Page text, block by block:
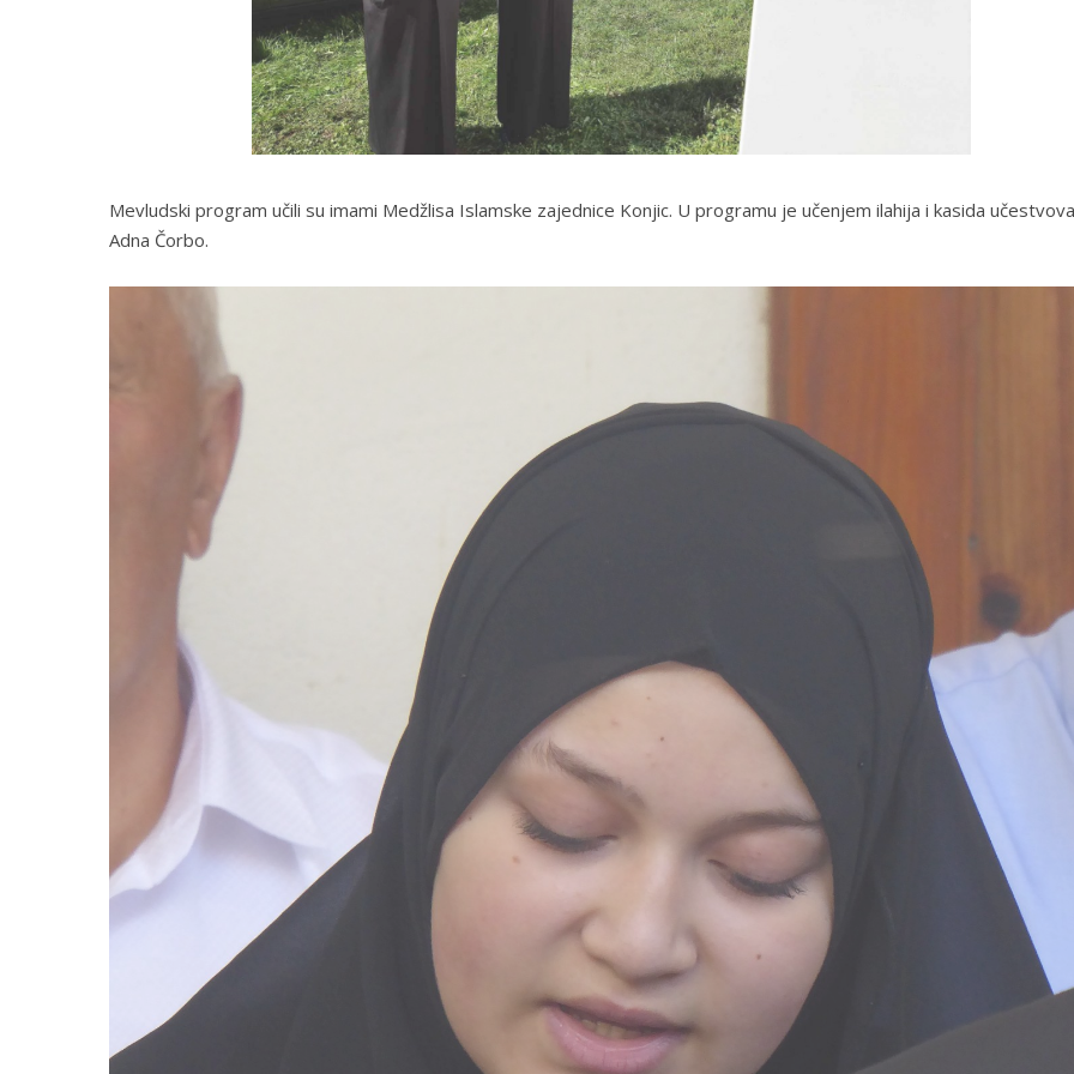
Mevludski program učili su imami Medžlisa Islamske zajednice Konjic. U programu je učenjem ilahija i kasida
Adna Čorbo.